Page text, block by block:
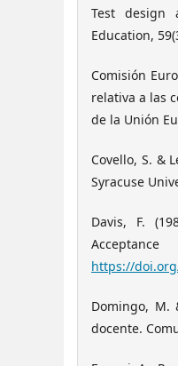
Test design
Education,
Comisión
relativa a las
de la Unión
Covello, S. &
Syracuse
Davis, F.
https://
Domingo, M.
docente.